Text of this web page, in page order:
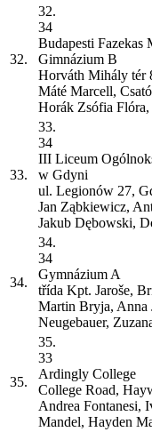
32.
32.
34
Budapesti
Gimnázium B
Horváth Mihály tér
Máté Marcell,
Horák Zsófia
33.
33.
34
III Liceum
w Gdyni
ul. Legionów 27,
Jan Ząbkiewicz,
Jakub Dębowski,
34.
34.
34
Gymnázium A
třída Kpt. Jaroše,
Martin Bryja, Anna
Neugebauer,
35.
35.
33
Ardingly College
College Road,
Andrea Fontanesi,
Mandel, Hayden